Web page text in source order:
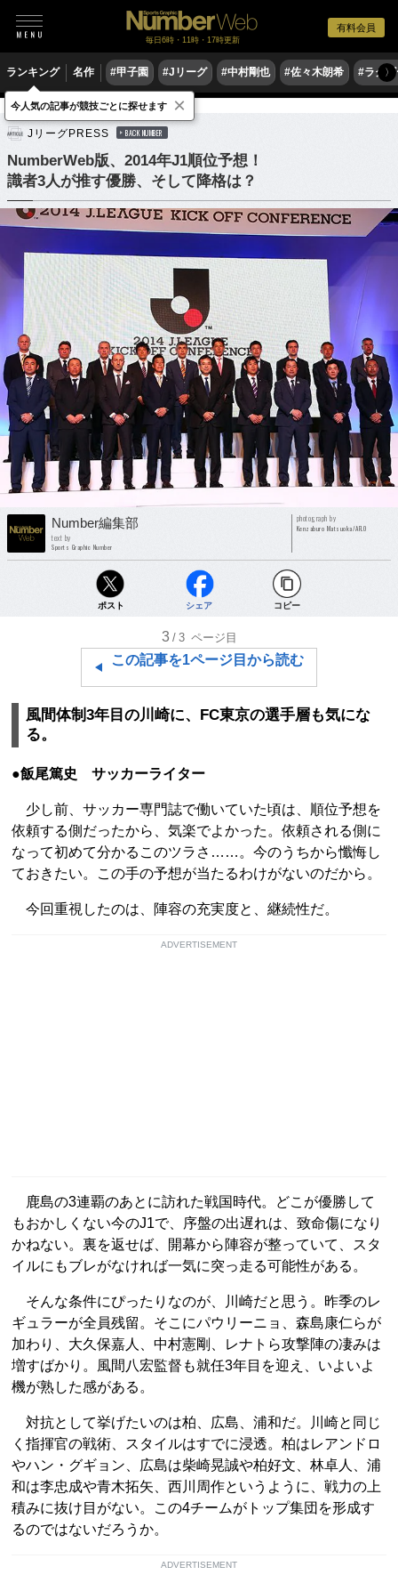
有料会員
毎日6時・11時・17時更新
ランキング 名作 #甲子園 #Jリーグ #中村剛也 #佐々木朗希 #ラグ〉
サッカー Jリーグ
JリーグPRESS BACK NUMBER
NumberWeb版、2014年J1順位予想！
識者3人が推す優勝、そして降格は？
Number編集部
text by
Sports Graphic Number
photograph by
Kenzaburo Matsuoka/AFLO
ポスト シェア コピー
3 /3 ページ目
この記事を1ページ目から読む
風間体制3年目の川崎に、FC東京の選手層も気にな
る。
●飯尾篤史 サッカーライター
少し前、サッカー専門誌で働いていた頃は、順位予想を
依頼する側だったから、気楽でよかった。依頼される側に
なって初めて分かるこのツラさ……。今のうちから懺悔し
ておきたい。この手の予想が当たるわけがないのだから。
今回重視したのは、陣容の充実度と、継続性だ。
ADVERTISEMENT
鹿島の3連覇のあとに訪れた戦国時代。どこが優勝して
もおかしくない今のJ1で、序盤の出遅れは、致命傷になり
かねない。裏を返せば、開幕から陣容が整っていて、スタ
イルにもブレがなければ一気に突っ走る可能性がある。
そんな条件にぴったりなのが、川崎だと思う。昨季のレ
ギュラーが全員残留。そこにパウリーニョ、森島康仁らが
加わり、大久保嘉人、中村憲剛、レナトら攻撃陣の凄みは
増すばかり。風間八宏監督も就任3年目を迎え、いよいよ
機が熟した感がある。
対抗として挙げたいのは柏、広島、浦和だ。川崎と同じ
く指揮官の戦術、スタイルはすでに浸透。柏はレアンドロ
やハン・グギョン、広島は柴崎晃誠や柏好文、林卓人、浦
和は李忠成や青木拓矢、西川周作というように、戦力の上
積みに抜け目がない。この4チームがトップ集団を形成す
るのではないだろうか。
ADVERTISEMENT
今人気の記事が競技ごとに探せます ×